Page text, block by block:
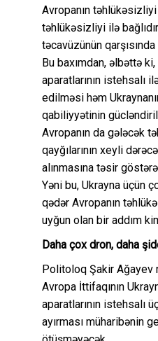
Avropanın
təhlükəsizliyi ilə
təcavüzünün
Bu baxımdan, əlbəttə
aparatlarının istehsalı
edilməsi həm
qabiliyyətinin
Avropanın da gələcək
qayğılarının xeyli
alınmasına təsir
Yəni bu, Ukrayna üçün
qədər Avropanın
uyğun olan bir addım
Daha çox dron, daha
Politoloq Şakir Ağayev
Avropa İttifaqının
aparatlarının istehsalı
ayırması müharibənin